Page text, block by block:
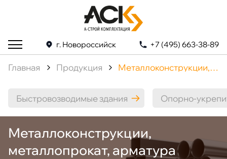
г. Новороссийск +7 (495) 663-38-89
Главная Продукция Металлоконструкции, металлопрокат, арматура
Быстровозводимые здания Опорно-
Металлоконструкции,
металлопрокат, арматура